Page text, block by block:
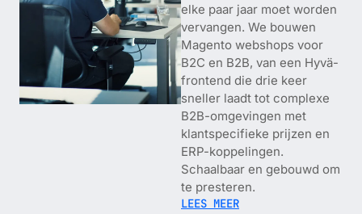
elke paar jaar moet worden
vervangen. We bouwen
Magento webshops voor
B2C en B2B, van een Hyvä-
frontend die drie keer
sneller laadt tot complexe
B2B-omgevingen met
klantspecifieke prijzen en
ERP-koppelingen.
Schaalbaar en gebouwd om
te presteren.
LEES MEER